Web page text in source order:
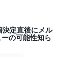
決定直後にメル
の可能性知ら